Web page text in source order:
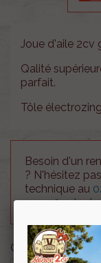
Joue d'aile 2cv
Qalité
parfait.
Tôle
Besoin d'un
? N'hésitez
technique au
Quantité